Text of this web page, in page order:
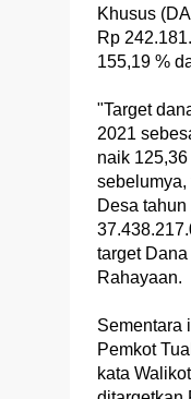
Khusus
Rp
155,19 %
"Target
2021
naik
sebelumya,
Desa
target
Rahayaan.
Sementara
Pemkot
kata